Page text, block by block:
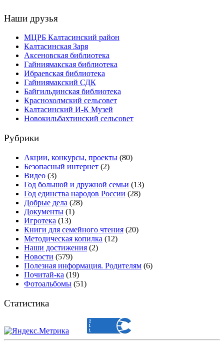
Наши друзья
МЦРБ Калтасинский район
Калтасинская Заря
Аксеновская библиотека
Гайниямакская библиотека
Ибраевская библиотека
Гайниямакский СДК
Байгильдинская библиотека
Краснохолмский сельсовет
Калтасинский И-К Музей
Новокильбахтинский сельсовет
Рубрики
Акции, конкурсы, проекты (80)
Безопасный интернет (2)
Видео (3)
Год большой и дружной семьи (13)
Год единства народов России (28)
Добрые дела (28)
Документы (1)
Игротека (13)
Книги для семейного чтения (20)
Методическая копилка (12)
Наши достижения (2)
Новости (579)
Полезная информация. Родителям (6)
Почитай-ка (19)
Фотоальбомы (51)
Статистика